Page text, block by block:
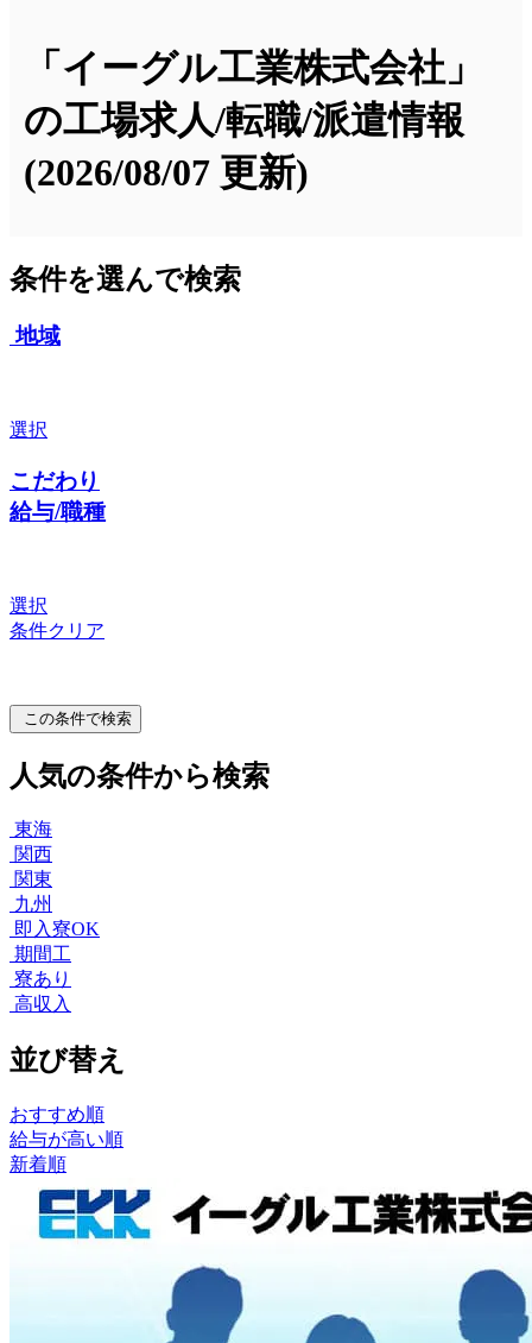
「イーグル工業株式会社」
の工場求人/転職/派遣情報
(2026/08/07 更新)
条件を選んで検索
地域
選択
こだわり
給与/職種
選択
条件クリア
この条件で検索
人気の条件から検索
東海
関西
関東
九州
即入寮OK
期間工
寮あり
高収入
並び替え
おすすめ順
給与が高い順
新着順